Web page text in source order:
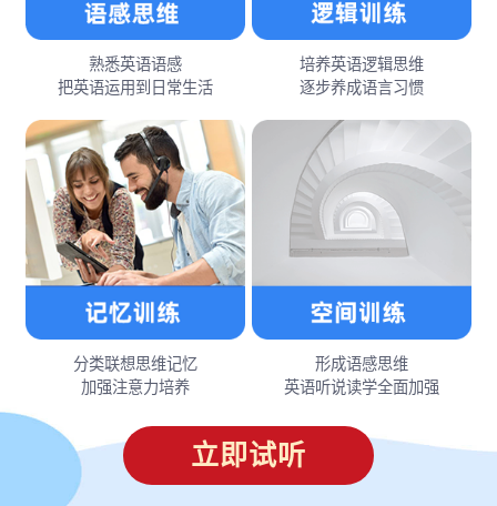
熟悉英语语感
把英语运用到日常生活
培养英语逻辑思维
逐步养成语言习惯
分类联想思维记忆
加强注意力培养
形成语感思维
英语听说读学全面加强
立即试听